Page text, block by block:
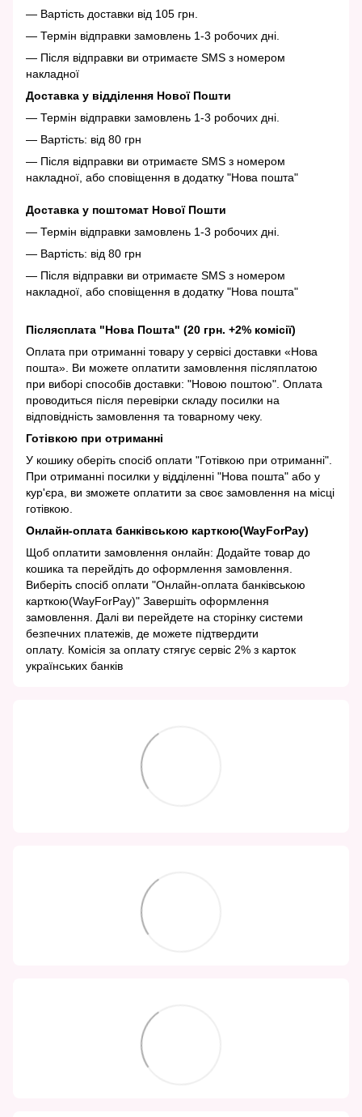
— Вартість доставки від 105 грн.
— Термін відправки замовлень 1-3 робочих дні.
— Після відправки ви отримаєте SMS з номером
накладної
Доставка у відділення Нової Пошти
— Термін відправки замовлень 1-3 робочих дні.
— Вартість: від 80 грн
— Після відправки ви отримаєте SMS з номером
накладної, або сповіщення в додатку "Нова пошта"
Доставка у поштомат Нової Пошти
— Термін відправки замовлень 1-3 робочих дні.
— Вартість: від 80 грн
— Після відправки ви отримаєте SMS з номером
накладної, або сповіщення в додатку "Нова пошта"
Післясплата "Нова Пошта" (20 грн. +2% комісії)
Оплата при отриманні товару у сервісі доставки «Нова
пошта». Ви можете оплатити замовлення післяплатою
при виборі способів доставки: "Новою поштою". Оплата
проводиться після перевірки складу посилки на
відповідність замовлення та товарному чеку.
Готівкою при отриманні
У кошику оберіть спосіб оплати "Готівкою при отриманні".
При отриманні посилки у відділенні "Нова пошта" або у
кур'єра, ви зможете оплатити за своє замовлення на місці
готівкою.
Онлайн-оплата банківською карткою(WayForPay)
Щоб оплатити замовлення онлайн: Додайте товар до
кошика та перейдіть до оформлення замовлення.
Виберіть спосіб оплати "Онлайн-оплата банківською
карткою(WayForPay)" Завершіть оформлення
замовлення. Далі ви перейдете на сторінку системи
безпечних платежів, де можете підтвердити
оплату. Комісія за оплату стягує сервіс 2% з карток
українських банків